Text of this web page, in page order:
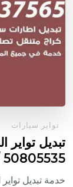
تواير سيارات
تبديل
50805535‬ / كراج تبديل إطارات سيارات
خدمة تبديل